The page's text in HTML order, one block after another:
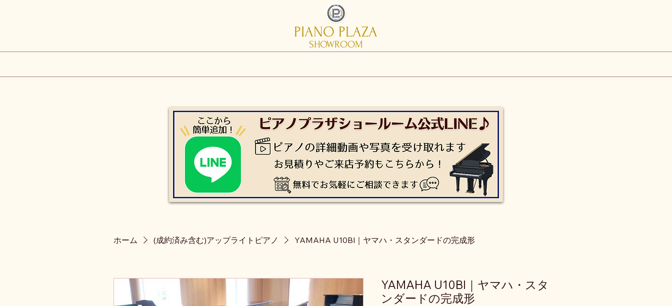
PIANO PLAZA
SHOWROOM
ホーム (成約済み含む)アップライトピアノ YAMAHA U10Bl｜ヤマハ・スタンダードの完成形
YAMAHA U10Bl｜ヤマハ・スタ
ンダードの完成形